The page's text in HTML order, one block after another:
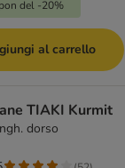
del -20%
al carrello
TIAKI Kurmit
dorso